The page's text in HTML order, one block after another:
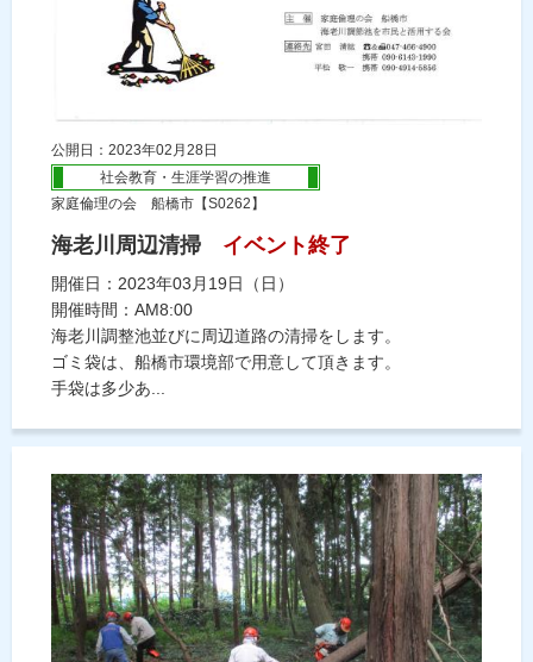
公開日：2023年02月28日
社会教育・生涯学習の推進
家庭倫理の会 船橋市【S0262】
海老川周辺清掃 イベント終了
開催日：2023年03月19日（日）
開催時間：AM8:00
海老川調整池並びに周辺道路の清掃をします。
ゴミ袋は、船橋市環境部で用意して頂きます。
手袋は多少あ...